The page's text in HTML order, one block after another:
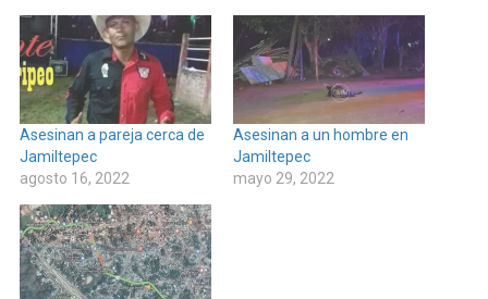
Asesinan a pareja cerca de
Jamiltepec
agosto 16, 2022
Asesinan a un hombre en
Jamiltepec
mayo 29, 2022